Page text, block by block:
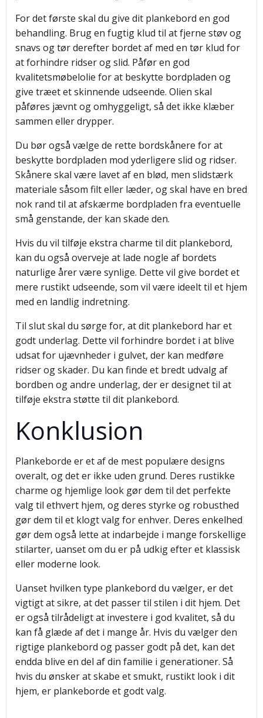
For det første skal du give dit plankebord en god
behandling. Brug en fugtig klud til at fjerne støv og
snavs og tør derefter bordet af med en tør klud for
at forhindre ridser og slid. Påfør en god
kvalitetsmøbelolie for at beskytte bordpladen og
give træet et skinnende udseende. Olien skal
påføres jævnt og omhyggeligt, så det ikke klæber
sammen eller drypper.
Du bør også vælge de rette bordskånere for at
beskytte bordpladen mod yderligere slid og ridser.
Skånere skal være lavet af en blød, men slidstærk
materiale såsom filt eller læder, og skal have en bred
nok rand til at afskærme bordpladen fra eventuelle
små genstande, der kan skade den.
Hvis du vil tilføje ekstra charme til dit plankebord,
kan du også overveje at lade nogle af bordets
naturlige årer være synlige. Dette vil give bordet et
mere rustikt udseende, som vil være ideelt til et hjem
med en landlig indretning.
Til slut skal du sørge for, at dit plankebord har et
godt underlag. Dette vil forhindre bordet i at blive
udsat for ujævnheder i gulvet, der kan medføre
ridser og skader. Du kan finde et bredt udvalg af
bordben og andre underlag, der er designet til at
tilføje ekstra støtte til dit plankebord.
Konklusion
Plankeborde er et af de mest populære designs
overalt, og det er ikke uden grund. Deres rustikke
charme og hjemlige look gør dem til det perfekte
valg til ethvert hjem, og deres styrke og robusthed
gør dem til et klogt valg for enhver. Deres enkelhed
gør dem også lette at indarbejde i mange forskellige
stilarter, uanset om du er på udkig efter et klassisk
eller moderne look.
Uanset hvilken type plankebord du vælger, er det
vigtigt at sikre, at det passer til stilen i dit hjem. Det
er også tilrådeligt at investere i god kvalitet, så du
kan få glæde af det i mange år. Hvis du vælger den
rigtige plankebord og passer godt på det, kan det
endda blive en del af din familie i generationer. Så
hvis du ønsker at skabe et smukt, rustikt look i dit
hjem, er plankeborde et godt valg.